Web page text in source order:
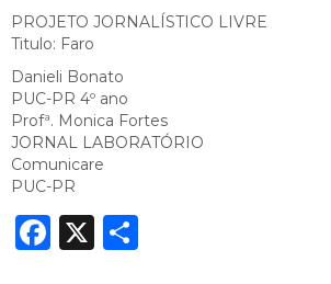
PROJETO JORNALÍSTICO LIVRE
Titulo: Faro
Danieli Bonato
PUC-PR 4º ano
Profª. Monica Fortes
JORNAL LABORATÓRIO
Comunicare
PUC-PR
Facebook
X